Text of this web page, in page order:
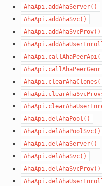
AhaApi.addAhaServer()
AhaApi.addAhaSvc()
AhaApi.addAhaSvcProv()
AhaApi.delAhaPool()
AhaApi.delAhaPoolSvc()
AhaApi.delAhaServer()
AhaApi.delAhaSvc()
AhaApi.delAhaSvcProv()